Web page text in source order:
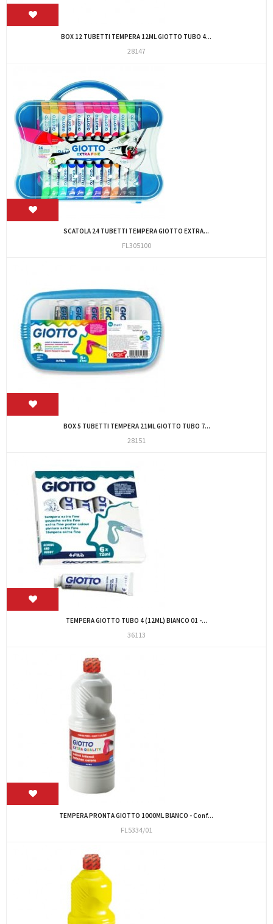
BOX 12 TUBETTI TEMPERA 12ML GIOTTO TUBO 4...
28147
SCATOLA 24 TUBETTI TEMPERA GIOTTO EXTRA...
FL305100
BOX 5 TUBETTI TEMPERA 21ML GIOTTO TUBO 7...
28151
TEMPERA GIOTTO TUBO 4 (12ML) BIANCO 01 -...
36113
TEMPERA PRONTA GIOTTO 1000ML BIANCO - Conf...
FL5334/01